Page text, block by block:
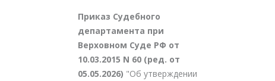
Приказ Судебного
департамента при
Верховном Суде РФ от
10.03.2015 N 60 (ред. от
05.05.2026) "Об утверждении